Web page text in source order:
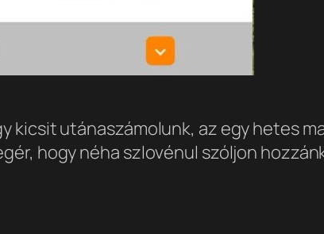
kicsit utánaszámolunk, az egy hetes
hogy néha szlovénul szóljon